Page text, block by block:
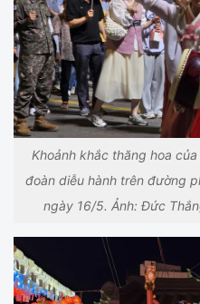
Khoảnh khắc thăng hoa
đoàn diễu hành trên đường
ngày 16/5. Ảnh: Đức